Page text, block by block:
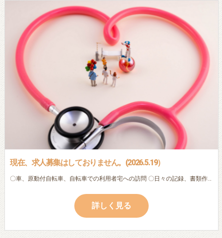
現在、求人募集はしておりません。(2026.5.19）
〇車、原動付自転車、自転車での利用者宅への訪問 〇日々の記録、書類作成（ipad・パソコン入力） (以下は利用者様によって変化します。) 〇服薬確認 〇本人・家族の生活相談 〇バイタル測定 〇地域連携 ※ブランクのある方・初めての方でも、先輩看護師・作業療法士が丁寧に指導しますので、安心してご応募下さい。 ※子育てによる時間的な制約のある方も相談に応じます。
詳しく見る